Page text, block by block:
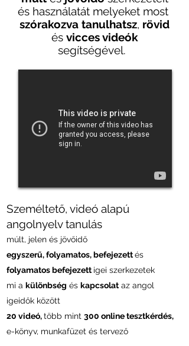
és használatát melyeket most
szórakozva tanulhatsz, rövid
és vicces videók
segítségével.
Személtető, videó alapú
angolnyelv tanulás
múlt, jelen és jövőidő
egyszerű, folyamatos, befejezettés
folyamatos befejezett igei szerkezetek
mi a különbség és kapcsolat az angol
igeidők között
20 videó,több mint 300 online tesztkérdés,
e-könyv, munkafüzet és tervező